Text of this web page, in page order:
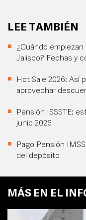
LEE TAMBIÉN
¿Cuándo
Jalisco? Fechas y
Hot Sale 2026: Así
aprovechar
Pensión ISSSTE:
junio 2026
Pago Pensión
del depósito
MÁS EN EL